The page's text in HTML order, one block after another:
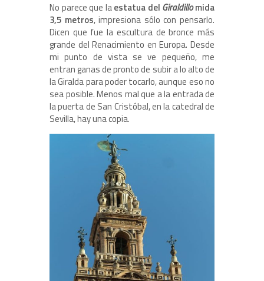
No parece que laestatua del Giraldillomida
3,5 metros, impresiona sólo con pensarlo.
Dicen que fue la escultura de bronce más
grande del Renacimiento en Europa. Desde
mi punto de vista se ve pequeño, me
entran ganas de pronto de subir a lo alto de
la Giralda para poder tocarlo, aunque eso no
sea posible. Menos mal que a la entrada de
la puerta de San Cristóbal, en la catedral de
Sevilla, hay una copia.